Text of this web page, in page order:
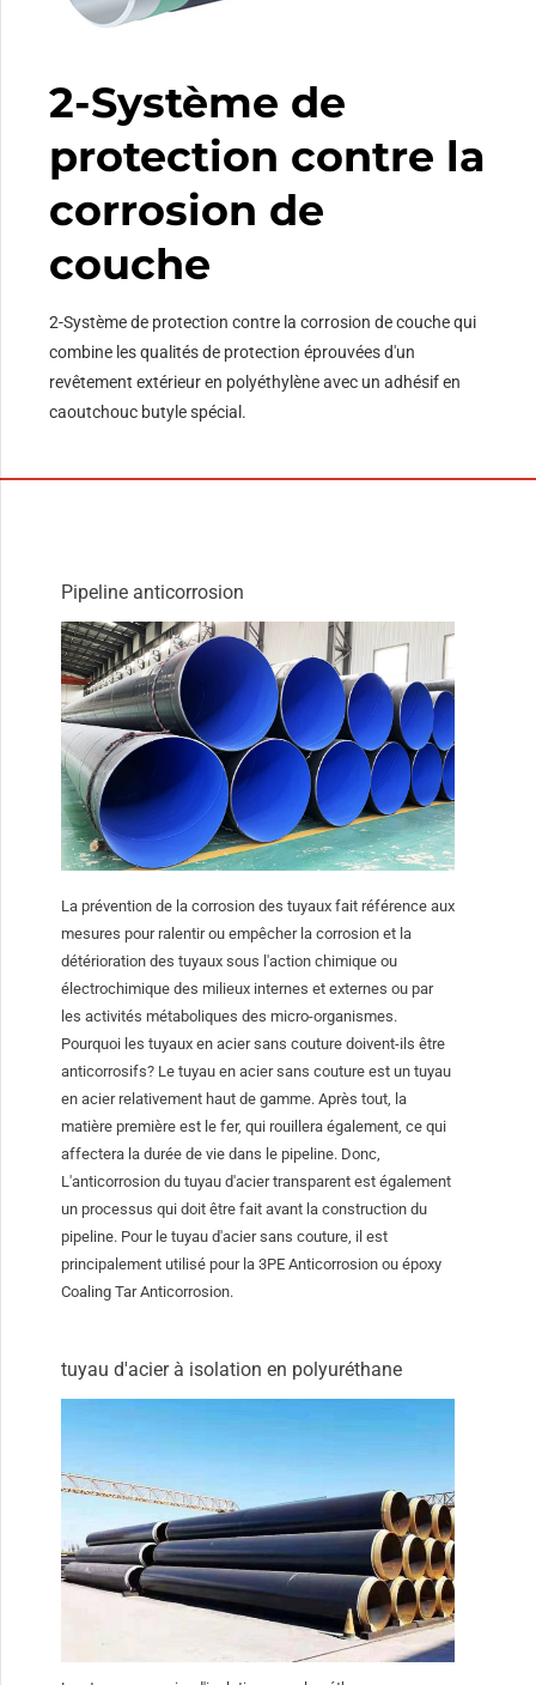
2-Système de
protection contre la
corrosion de
couche
2-Système de protection contre la corrosion de couche qui
combine les qualités de protection éprouvées d'un
revêtement extérieur en polyéthylène avec un adhésif en
caoutchouc butyle spécial.
Pipeline anticorrosion
La prévention de la corrosion des tuyaux fait référence aux
mesures pour ralentir ou empêcher la corrosion et la
détérioration des tuyaux sous l'action chimique ou
électrochimique des milieux internes et externes ou par
les activités métaboliques des micro-organismes.
Pourquoi les tuyaux en acier sans couture doivent-ils être
anticorrosifs? Le tuyau en acier sans couture est un tuyau
en acier relativement haut de gamme. Après tout, la
matière première est le fer, qui rouillera également, ce qui
affectera la durée de vie dans le pipeline. Donc,
L'anticorrosion du tuyau d'acier transparent est également
un processus qui doit être fait avant la construction du
pipeline. Pour le tuyau d'acier sans couture, il est
principalement utilisé pour la 3PE Anticorrosion ou époxy
Coaling Tar Anticorrosion.
tuyau d'acier à isolation en polyuréthane